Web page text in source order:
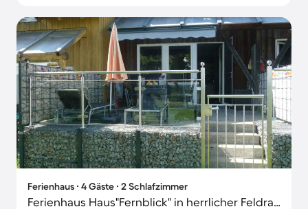
Ferienhaus ∙ 4 Gäste ∙ 2 Schlafzimmer
Ferienhaus Haus"Fernblick" in herrlicher Feldrandl inkl Nbk